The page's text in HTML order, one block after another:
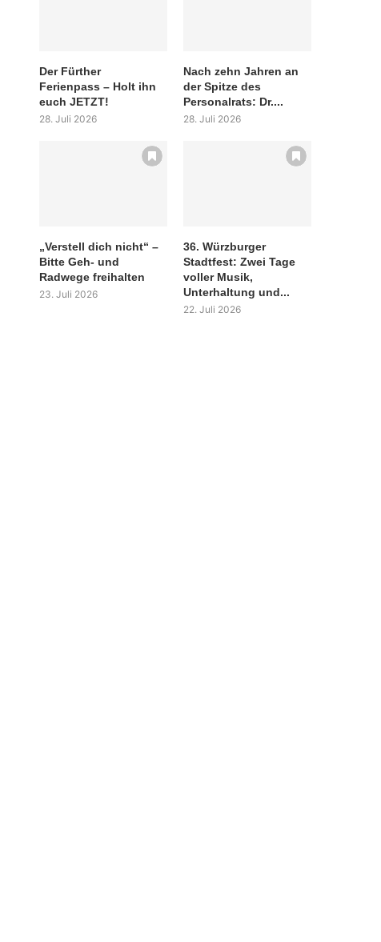
Der Fürther
Ferienpass – Holt ihn
euch JETZT!
28. Juli 2026
Nach zehn Jahren an
der Spitze des
Personalrats: Dr....
28. Juli 2026
„Verstell dich nicht“ –
Bitte Geh- und
Radwege freihalten
23. Juli 2026
36. Würzburger
Stadtfest: Zwei Tage
voller Musik,
Unterhaltung und...
22. Juli 2026